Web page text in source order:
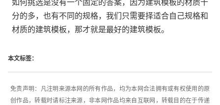
如何挑选是没有一个固定的答案，因为建筑模板的材质十
分的多，也有不同的规格，我们只需要择适合自己规格和
材质的建筑模板，那才就是最好的建筑模板。
本文标签：
免责声明：凡注明来源本网的所有作品，均为本网合法拥有或有权使用的原
创作品，转载时请标注来源，非本网作品均来自互联网，转载目的在于传递